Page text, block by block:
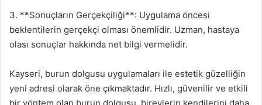
3. **Sonuçların Gerçekçiliği**: Uygulama öncesi
beklentilerin gerçekçi olması önemlidir. Uzman, hastaya
olası sonuçlar hakkında net bilgi vermelidir.
Kayseri, burun dolgusu uygulamaları ile estetik güzelliğin
yeni adresi olarak öne çıkmaktadır. Hızlı, güvenilir ve etkili
bir yöntem olan burun dolgusu, bireylerin kendilerini daha